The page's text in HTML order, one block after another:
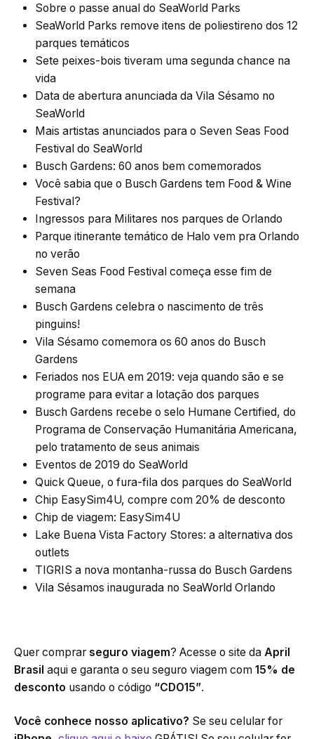
Sobre o passe anual do SeaWorld Parks
SeaWorld Parks remove itens de poliestireno dos 12
parques temáticos
Sete peixes-bois tiveram uma segunda chance na
vida
Data de abertura anunciada da Vila Sésamo no
SeaWorld
Mais artistas anunciados para o Seven Seas Food
Festival do SeaWorld
Busch Gardens: 60 anos bem comemorados
Você sabia que o Busch Gardens tem Food & Wine
Festival?
Ingressos para Militares nos parques de Orlando
Parque itinerante temático de Halo vem pra Orlando
no verão
Seven Seas Food Festival começa esse fim de
semana
Busch Gardens celebra o nascimento de três
pinguins!
Vila Sésamo comemora os 60 anos do Busch
Gardens
Feriados nos EUA em 2019: veja quando são e se
programe para evitar a lotação dos parques
Busch Gardens recebe o selo Humane Certified, do
Programa de Conservação Humanitária Americana,
pelo tratamento de seus animais
Eventos de 2019 do SeaWorld
Quick Queue, o fura-fila dos parques do SeaWorld
Chip EasySim4U, compre com 20% de desconto
Chip de viagem: EasySim4U
Lake Buena Vista Factory Stores: a alternativa dos
outlets
TIGRIS a nova montanha-russa do Busch Gardens
Vila Sésamos inaugurada no SeaWorld Orlando
Quer comprar seguro viagem? Acesse o site da April
Brasil aqui e garanta o seu seguro viagem com 15% de
desconto usando o código “CDO15”.
Você conhece nosso aplicativo? Se seu celular for